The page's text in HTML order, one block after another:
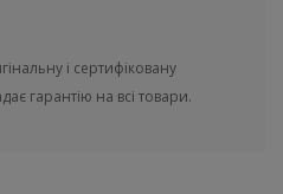
і сертифіковану
гарантію на всі товари.